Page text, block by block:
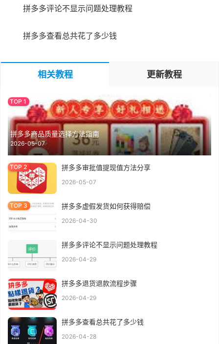
拼多多评论不显示问题处理教程
拼多多查看总共花了多少钱
相关教程 更新教程
拼多多商品质量选择方法指南
2026-05-07
拼多多审批值提现值方法分享
2026-05-07
拼多多虚假发货如何获得赔偿
2026-04-30
拼多多评论不显示问题处理教程
2026-04-29
拼多多退货退款流程步骤
2026-04-29
拼多多查看总共花了多少钱
2026-04-28